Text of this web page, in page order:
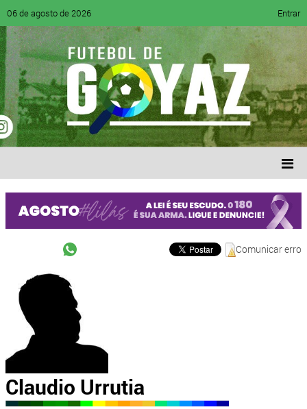
06 de agosto de 2026 Entrar
Comunicar erro
Claudio Urrutia